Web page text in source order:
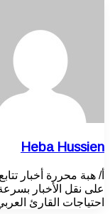
Heba Hussien
أ/ هبة محررة أخبار
على نقل الأخبار
احتياجات القارئ